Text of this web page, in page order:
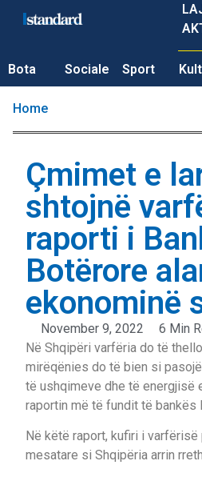
Bota Sociale Sport
Home
Çmimet e
shtojnë
raporti i
Botërore
ekonominë
November 9, 2022
6 Min
Në Shqipëri varfëria do të
mirëqënies do të bien si
të ushqimeve dhe të energjisë
raportin më të fundit të bankës
Në këtë raport, kufiri i
mesatare si Shqipëria arrin